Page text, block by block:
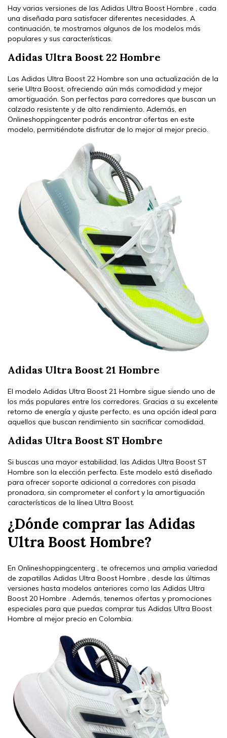
Hay varias versiones de las Adidas Ultra Boost Hombre , cada
una diseñada para satisfacer diferentes necesidades. A
continuación, te mostramos algunos de los modelos más
populares y sus características.
Adidas Ultra Boost 22 Hombre
Las Adidas Ultra Boost 22 Hombre son una actualización de la
serie Ultra Boost, ofreciendo aún más comodidad y mejor
amortiguación. Son perfectas para corredores que buscan un
calzado resistente y de alto rendimiento. Además, en
Onlineshoppingcenter podrás encontrar ofertas en este
modelo, permitiéndote disfrutar de lo mejor al mejor precio.
Adidas Ultra Boost 21 Hombre
El modelo Adidas Ultra Boost 21 Hombre sigue siendo uno de
los más populares entre los corredores. Gracias a su excelente
retorno de energía y ajuste perfecto, es una opción ideal para
aquellos que buscan rendimiento sin sacrificar comodidad.
Adidas Ultra Boost ST Hombre
Si buscas una mayor estabilidad, las Adidas Ultra Boost ST
Hombre son la elección perfecta. Este modelo está diseñado
para ofrecer soporte adicional a corredores con pisada
pronadora, sin comprometer el confort y la amortiguación
características de la línea Ultra Boost.
¿Dónde comprar las Adidas
Ultra Boost Hombre?
En Onlineshoppingcenterg , te ofrecemos una amplia variedad
de zapatillas Adidas Ultra Boost Hombre , desde las últimas
versiones hasta modelos anteriores como las Adidas Ultra
Boost 20 Hombre . Además, tenemos ofertas y promociones
especiales para que puedas comprar tus Adidas Ultra Boost
Hombre al mejor precio en Colombia.